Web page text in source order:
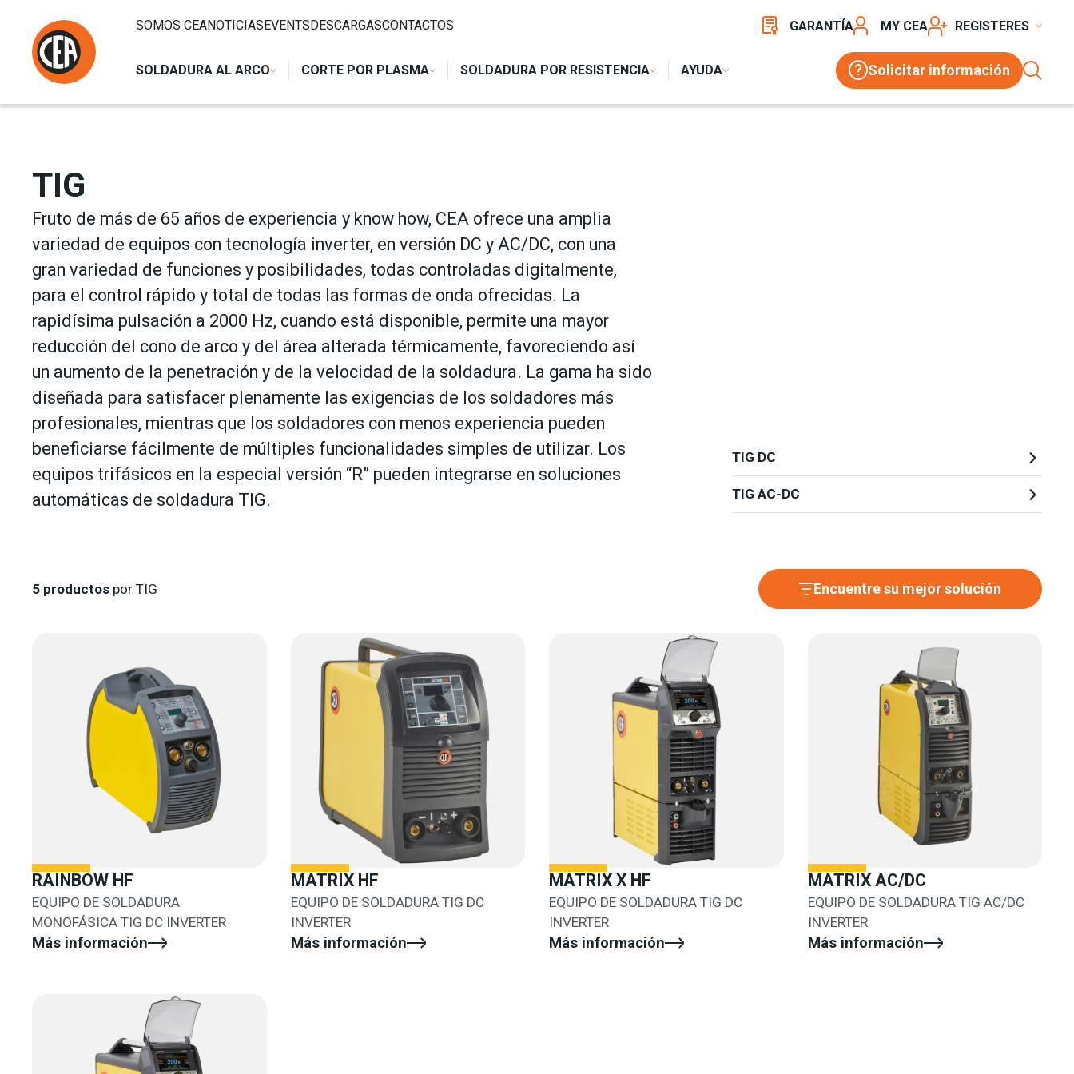
SOLDADURA AL ARCO CORTE POR PLASMA SOLDADURA POR RESISTENCIA AYUDA Solicitar información
SOMOS CEANOTICIASEVENTSDESCARGASCONTACTOS GARANTÍA MY CEA REGISTER
TIG
Fruto de más de 65 años de experiencia y know how, CEA ofrece una amplia
variedad de equipos con tecnología inverter, en versión DC y AC/DC, con una
gran variedad de funciones y posibilidades, todas controladas digitalmente,
para el control rápido y total de todas las formas de onda ofrecidas. La
rapidísima pulsación a 2000 Hz, cuando está disponible, permite una mayor
reducción del cono de arco y del área alterada térmicamente, favoreciendo así
un aumento de la penetración y de la velocidad de la soldadura. La gama ha sido
diseñada para satisfacer plenamente las exigencias de los soldadores más
profesionales, mientras que los soldadores con menos experiencia pueden
beneficiarse fácilmente de múltiples funcionalidades simples de utilizar. Los
equipos trifásicos en la especial versión “R” pueden integrarse en soluciones
automáticas de soldadura TIG.
TIG DC
TIG AC-DC
5 productos por TIG Encuentre su mejor solución
RAINBOW HF
EQUIPO DE SOLDADURA
MONOFÁSICA TIG DC INVERTER
Más información
MATRIX HF
EQUIPO DE SOLDADURA TIG DC
INVERTER
Más información
MATRIX X HF
EQUIPO DE SOLDADURA TIG DC
INVERTER
Más información
MATRIX AC/DC
EQUIPO DE SOLDADURA TIG AC/DC
INVERTER
Más información